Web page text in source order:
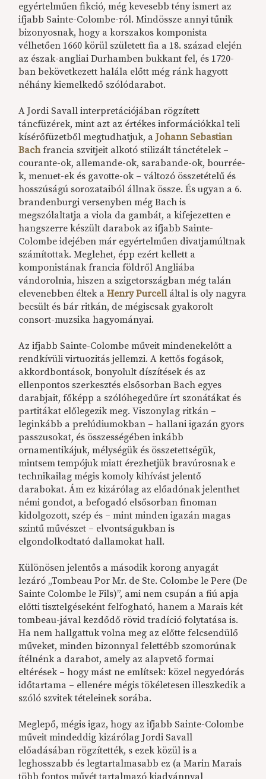
egyértelműen fikció, még kevesebb tény ismert az
ifjabb Sainte-Colombe-ról. Mindössze annyi tűnik
bizonyosnak, hogy a korszakos komponista
vélhetően 1660 körül született fia a 18. század elején
az észak-angliai Durhamben bukkant fel, és 1720-
ban bekövetkezett halála előtt még ránk hagyott
néhány kiemelkedő szólódarabot.
A Jordi Savall interpretációjában rögzített
táncfüzérek, mint azt az értékes információkkal teli
kísérőfüzetből megtudhatjuk, aJohann Sebastian
Bachfrancia szvitjeit alkotó stilizált tánctételek –
courante-ok, allemande-ok, sarabande-ok, bourrée-
k, menuet-ek és gavotte-ok – változó összetételű és
hosszúságú sorozataiból állnak össze. És ugyan a 6.
brandenburgi versenyben még Bach is
megszólaltatja a viola da gambát, a kifejezetten e
hangszerre készült darabok az ifjabb Sainte-
Colombe idejében már egyértelműen divatjamúltnak
számítottak. Meglehet, épp ezért kellett a
komponistának francia földről Angliába
vándorolnia, hiszen a szigetországban még talán
elevenebben éltek aHenry Purcelláltal is oly nagyra
becsült és bár ritkán, de mégiscsak gyakorolt
consort-muzsika hagyományai.
Az ifjabb Sainte-Colombe műveit mindenekelőtt a
rendkívüli virtuozitás jellemzi. A kettős fogások,
akkordbontások, bonyolult díszítések és az
ellenpontos szerkesztés elsősorban Bach egyes
darabjait, főképp a szólóhegedűre írt szonátákat és
partitákat előlegezik meg. Viszonylag ritkán –
leginkább a prelúdiumokban – hallani igazán gyors
passzusokat, és összességében inkább
ornamentikájuk, mélységük és összetettségük,
mintsem tempójuk miatt érezhetjük bravúrosnak e
technikailag mégis komoly kihívást jelentő
darabokat. Ám ez kizárólag az előadónak jelenthet
némi gondot, a befogadó elsősorban finoman
kidolgozott, szép és – mint minden igazán magas
szintű művészet – elvontságukban is
elgondolkodtató dallamokat hall.
Különösen jelentős a második korong anyagát
lezáró „Tombeau Por Mr. de Ste. Colombe le Pere (De
Sainte Colombe le Fils)”, ami nem csupán a fiú apja
előtti tisztelgéseként felfogható, hanem a Marais két
tombeau-jával kezdődő rövid tradíció folytatása is.
Ha nem hallgattuk volna meg az előtte felcsendülő
műveket, minden bizonnyal felettébb szomorúnak
ítélnénk a darabot, amely az alapvető formai
eltérések – hogy mást ne említsek: közel negyedórás
időtartama – ellenére mégis tökéletesen illeszkedik a
szóló szvitek tételeinek sorába.
Meglepő, mégis igaz, hogy az ifjabb Sainte-Colombe
műveit mindeddig kizárólag Jordi Savall
előadásában rögzítették, s ezek közül is a
leghosszabb és legtartalmasabb ez (a Marin Marais
több fontos művét tartalmazó kiadvánnyal